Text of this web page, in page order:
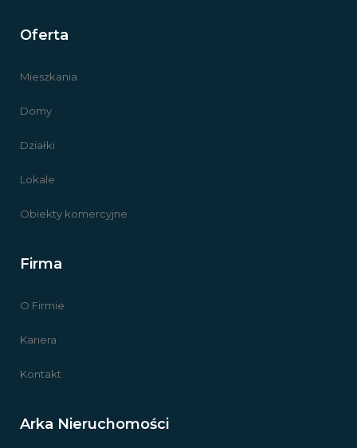
Oferta
Mieszkania
Domy
Działki
Lokale
Obiekty komercyjne
Firma
O Firmie
Kariera
Kontakt
Arka Nieruchomości